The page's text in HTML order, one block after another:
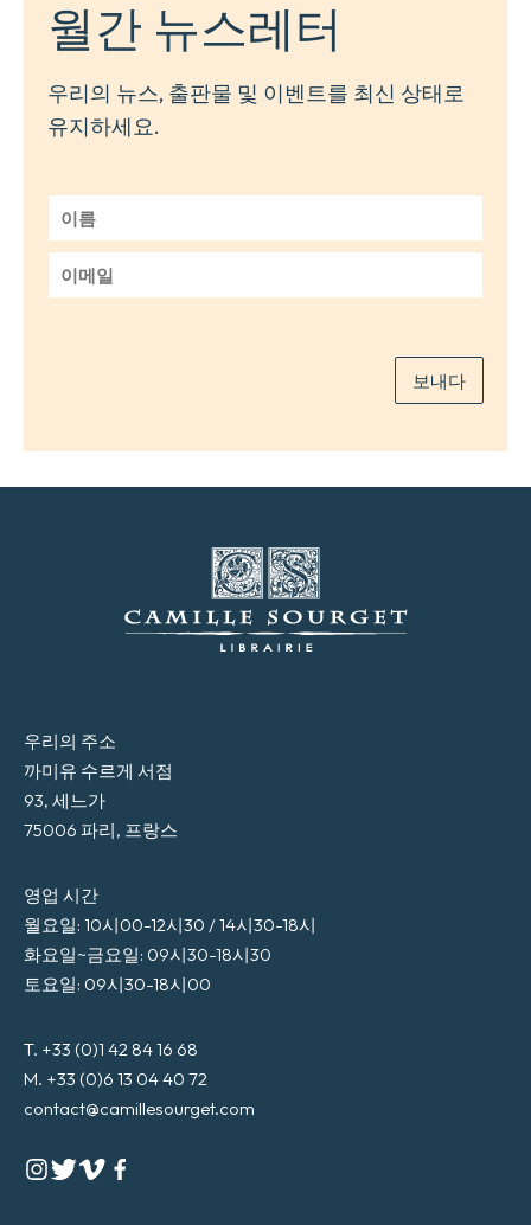
월간 뉴스레터
우리의 뉴스, 출판물 및 이벤트를 최신 상태로
유지하세요.
이
름
*이
메
보내다
우리의 주소
까미유 수르게 서점
93, 세느가
75006 파리, 프랑스
영업 시간
월요일: 10시00-12시30 / 14시30-18시
화요일~금요일: 09시30-18시30
토요일: 09시30-18시00
T. +33 (0)1 42 84 16 68
M. +33 (0)6 13 04 40 72
contact@camillesourget.com